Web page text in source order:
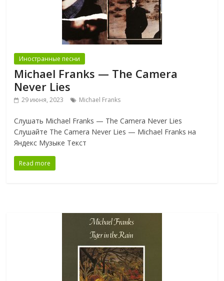
Иностранные песни
Michael Franks — The Camera
Never Lies
29 июня, 2023 Michael Franks
Слушать Michael Franks — The Camera Never Lies
Слушайте The Camera Never Lies — Michael Franks на
Яндекс Музыке Текст
Read more